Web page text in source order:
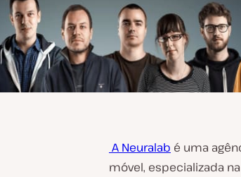
A Neuralab é uma
móvel, especializada